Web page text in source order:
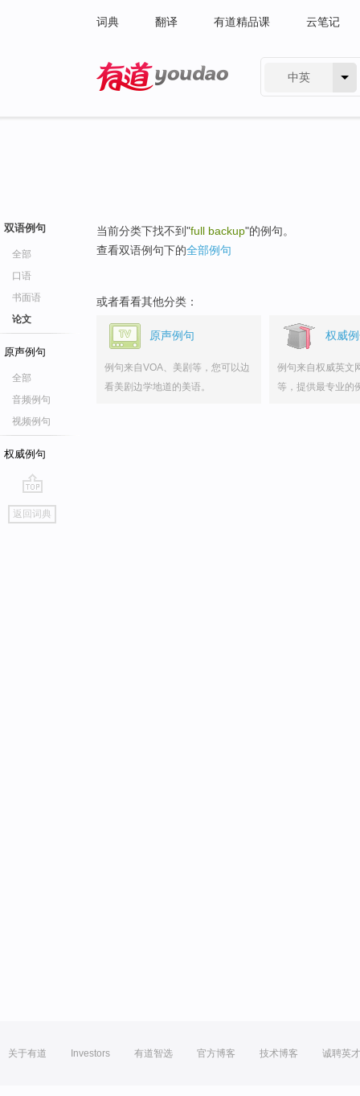
词典 翻译 有道精品课 云笔记
中英
双语例句
全部
口语
书面语
论文
原声例句
全部
音频例句
视频例句
权威例句
go
top
返回词典
当前分类下找不到"full backup"的例句。
查看双语例句下的全部例句
或者看看其他分类：
原声例句
例句来自VOA、美剧等，您可以边
看美剧边学地道的美语。
权威
例句来自权威英文
等，提供最专业的
关于有道 Investors 有道智选 官方博客 技术博客 诚聘英才